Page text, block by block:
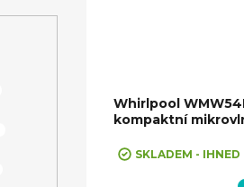
Whirlpool
kompaktní
SKLADEM -